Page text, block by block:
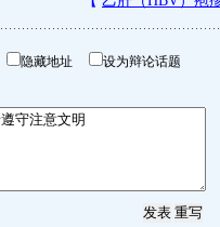
隐藏地址 设为辩论话题